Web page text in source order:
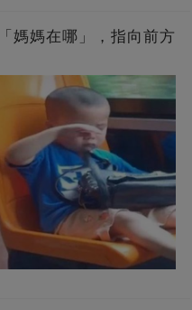
媽媽在哪」，指向前方